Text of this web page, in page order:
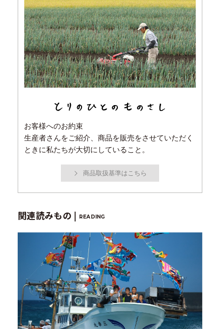
お客様へのお約束
生産者さんをご紹介、商品を販売をさせていただく
ときに私たちが大切にしていること。
商品取扱基準はこちら
関連読みもの | READING